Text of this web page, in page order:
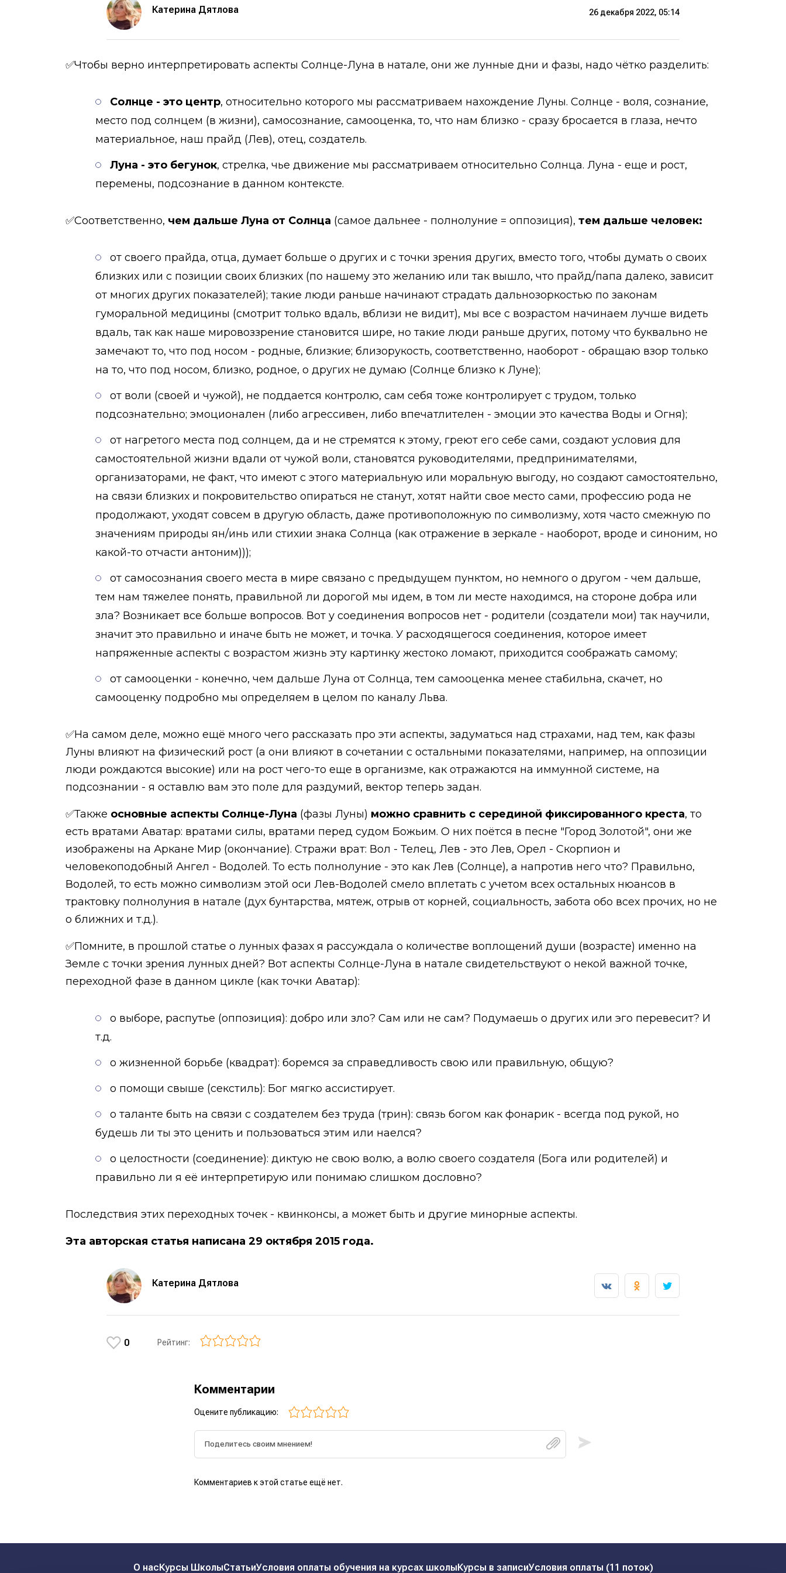
Катерина Дятлова 26 декабря 2022, 05:14
✅Чтобы верно интерпретировать аспекты Солнце-Луна в натале, они же лунные дни и фазы, надо чётко разделить:
Солнце - это центр, относительно которого мы рассматриваем нахождение Луны. Солнце - воля, сознание,
место под солнцем (в жизни), самосознание, самооценка, то, что нам близко - сразу бросается в глаза, нечто
материальное, наш прайд (Лев), отец, создатель.
Луна - это бегунок, стрелка, чье движение мы рассматриваем относительно Солнца. Луна - еще и рост,
перемены, подсознание в данном контексте.
✅Соответственно, чем дальше Луна от Солнца (самое дальнее - полнолуние = оппозиция), тем дальше человек:
от своего прайда, отца, думает больше о других и с точки зрения других, вместо того, чтобы думать о своих
близких или с позиции своих близких (по нашему это желанию или так вышло, что прайд/папа далеко, зависит
от многих других показателей); такие люди раньше начинают страдать дальнозоркостью по законам
гуморальной медицины (смотрит только вдаль, вблизи не видит), мы все с возрастом начинаем лучше видеть
вдаль, так как наше мировоззрение становится шире, но такие люди раньше других, потому что буквально не
замечают то, что под носом - родные, близкие; близорукость, соответственно, наоборот - обращаю взор только
на то, что под носом, близко, родное, о других не думаю (Солнце близко к Луне);
от воли (своей и чужой), не поддается контролю, сам себя тоже контролирует с трудом, только
подсознательно; эмоционален (либо агрессивен, либо впечатлителен - эмоции это качества Воды и Огня);
от нагретого места под солнцем, да и не стремятся к этому, греют его себе сами, создают условия для
самостоятельной жизни вдали от чужой воли, становятся руководителями, предпринимателями,
организаторами, не факт, что имеют с этого материальную или моральную выгоду, но создают самостоятельно,
на связи близких и покровительство опираться не станут, хотят найти свое место сами, профессию рода не
продолжают, уходят совсем в другую область, даже противоположную по символизму, хотя часто смежную по
значениям природы ян/инь или стихии знака Солнца (как отражение в зеркале - наоборот, вроде и синоним, но
какой-то отчасти антоним)));
от самосознания своего места в мире связано с предыдущем пунктом, но немного о другом - чем дальше,
тем нам тяжелее понять, правильной ли дорогой мы идем, в том ли месте находимся, на стороне добра или
зла? Возникает все больше вопросов. Вот у соединения вопросов нет - родители (создатели мои) так научили,
значит это правильно и иначе быть не может, и точка. У расходящегося соединения, которое имеет
напряженные аспекты с возрастом жизнь эту картинку жестоко ломают, приходится соображать самому;
от самооценки - конечно, чем дальше Луна от Солнца, тем самооценка менее стабильна, скачет, но
самооценку подробно мы определяем в целом по каналу Льва.
✅На самом деле, можно ещё много чего рассказать про эти аспекты, задуматься над страхами, над тем, как фазы
Луны влияют на физический рост (а они влияют в сочетании с остальными показателями, например, на оппозиции
люди рождаются высокие) или на рост чего-то еще в организме, как отражаются на иммунной системе, на
подсознании - я оставлю вам это поле для раздумий, вектор теперь задан.
✅Также основные аспекты Солнце-Луна (фазы Луны) можно сравнить с серединой фиксированного креста, то
есть вратами Аватар: вратами силы, вратами перед судом Божьим. О них поётся в песне "Город Золотой", они же
изображены на Аркане Мир (окончание). Стражи врат: Вол - Телец, Лев - это Лев, Орел - Скорпион и
человекоподобный Ангел - Водолей. То есть полнолуние - это как Лев (Солнце), а напротив него что? Правильно,
Водолей, то есть можно символизм этой оси Лев-Водолей смело вплетать с учетом всех остальных нюансов в
трактовку полнолуния в натале (дух бунтарства, мятеж, отрыв от корней, социальность, забота обо всех прочих, но не
о ближних и т.д.).
✅Помните, в прошлой статье о лунных фазах я рассуждала о количестве воплощений души (возрасте) именно на
Земле с точки зрения лунных дней? Вот аспекты Солнце-Луна в натале свидетельствуют о некой важной точке,
переходной фазе в данном цикле (как точки Аватар):
о выборе, распутье (оппозиция): добро или зло? Сам или не сам? Подумаешь о других или эго перевесит? И
т.д.
о жизненной борьбе (квадрат): боремся за справедливость свою или правильную, общую?
о помощи свыше (секстиль): Бог мягко ассистирует.
о таланте быть на связи с создателем без труда (трин): связь богом как фонарик - всегда под рукой, но
будешь ли ты это ценить и пользоваться этим или наелся?
о целостности (соединение): диктую не свою волю, а волю своего создателя (Бога или родителей) и
правильно ли я её интерпретирую или понимаю слишком дословно?
Последствия этих переходных точек - квинконсы, а может быть и другие минорные аспекты.
Эта авторская статья написана 29 октября 2015 года.
Катерина Дятлова
0 Рейтинг:
Комментарии
Оцените публикацию:
Комментариев к этой статье ещё нет.
О насКурсы ШколыСтатьиУсловия оплаты обучения на курсах школыКурсы в записиУсловия оплаты (11 поток)